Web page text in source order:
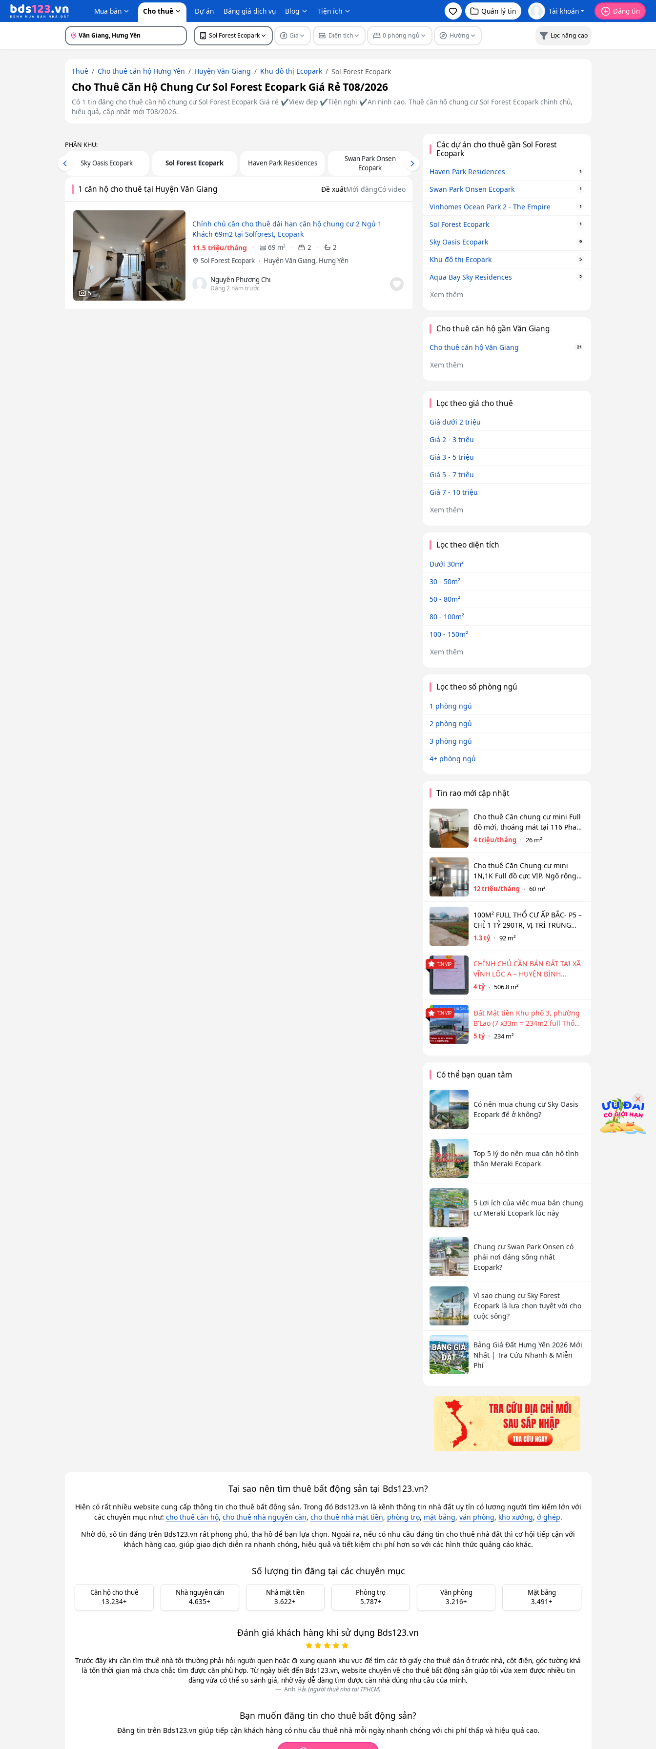
Mua bán Cho thuê Dự án Bảng giá dịch vụ Blog Tiện ích Quản lý tin Tài khoản Đăng tin
Văn Giang, Hưng Yên Sol Forest Ecopark Giá Diện tích 0 phòng ngủ Hướng Lọc nâng cao
Thuê Cho thuê căn hộ Hưng Yên Huyện Văn Giang Khu đô thị Ecopark Sol Forest Ecopark
Cho Thuê Căn Hộ Chung Cư Sol Forest Ecopark Giá Rẻ T08/2026
Có 1 tin đăng cho thuê căn hộ chung cư Sol Forest Ecopark Giá rẻ ✔️View đẹp ✔️Tiện nghi ✔️An ninh cao. Thuê căn hộ chung cư Sol Forest Ecopark chính chủ,
hiệu quả, cập nhật mới T08/2026.
PHÂN KHU:
Sky Oasis Ecopark Sol Forest Ecopark Haven Park Residences
Swan Park Onsen
Ecopark
Previous Next
1 căn hộ cho thuê tại Huyện Văn Giang Đề xuấtMới đăngCó video
5
Chính chủ cần cho thuê dài hạn căn hộ chung cư 2 Ngủ 1
Khách 69m2 tại Solforest, Ecopark
11.5 triệu/tháng
69 m² 2
2
Sol Forest Ecopark
Huyện Văn Giang, Hưng Yên
Nguyễn Phương Chi
Đăng 2 năm trước
Các dự án cho thuê gần Sol Forest
Ecopark
Haven Park Residences 1
Swan Park Onsen Ecopark 1
Vinhomes Ocean Park 2 - The Empire 1
Sol Forest Ecopark 1
Sky Oasis Ecopark 9
Khu đô thị Ecopark 5
Aqua Bay Sky Residences 2
Xem thêm
Cho thuê căn hộ gần Văn Giang
Cho thuê căn hộ Văn Giang 21
Xem thêm
Lọc theo giá cho thuê
Giá dưới 2 triệu
Giá 2 - 3 triệu
Giá 3 - 5 triệu
Giá 5 - 7 triệu
Giá 7 - 10 triệu
Xem thêm
Lọc theo diện tích
Dưới 30m²
30 - 50m²
50 - 80m²
80 - 100m²
100 - 150m²
Xem thêm
Lọc theo số phòng ngủ
1 phòng ngủ
2 phòng ngủ
3 phòng ngủ
4+ phòng ngủ
Tin rao mới cập nhật
Cho thuê Căn chung cư mini Full
đồ mới, thoáng mát tại 116 Phan
Kế Bính, Ba Đình. Chỉ 4 tr
4 triệu/tháng 26 m²
Cho thuê Căn Chung cư mini
1N,1K Full đồ cực VIP, Ngõ rộng
View toàn mặt hồ Tây. Chỉ 12tr
12 triệu/tháng 60 m²
100M² FULL THỔ CƯ ẤP BẮC- P5 –
CHỈ 1 TỶ 290TR, VỊ TRÍ TRUNG
TÂM NGÂN HÀNG HỖ TRỢ 800TR
1.3 tỷ 92 m²
TIN VIP
CHÍNH CHỦ CẦN BÁN ĐẤT TẠI XÃ
VĨNH LỘC A – HUYỆN BÌNH
CHÁNH
4 tỷ 506.8 m²
TIN VIP
Đất Mặt tiền Khu phố 3, phường
B'Lao (7 x33m = 234m2 full Thổ
cư)
5 tỷ 234 m²
Có thể bạn quan tâm
Có nên mua chung cư Sky Oasis
Ecopark để ở không?
Top 5 lý do nên mua căn hộ tình
thân Meraki Ecopark
5 Lợi ích của việc mua bán chung
cư Meraki Ecopark lúc này
Chung cư Swan Park Onsen có
phải nơi đáng sống nhất
Ecopark?
Vì sao chung cư Sky Forest
Ecopark là lựa chọn tuyệt vời cho
cuộc sống?
Bảng Giá Đất Hưng Yên 2026 Mới
Nhất | Tra Cứu Nhanh & Miễn
Phí
Tại sao nên tìm thuê bất động sản tại Bds123.vn?
Hiện có rất nhiều website cung cấp thông tin cho thuê bất động sản. Trong đó Bds123.vn là kênh thông tin nhà đất uy tín có lượng người tìm kiếm lớn với
các chuyên mục như: cho thuê căn hộ, cho thuê nhà nguyên căn, cho thuê nhà mặt tiền, phòng trọ, mặt bằng, văn phòng, kho xưởng, ở ghép.
Nhờ đó, số tin đăng trên Bds123.vn rất phong phú, tha hồ để bạn lựa chọn. Ngoài ra, nếu có nhu cầu đăng tin cho thuê nhà đất thì cơ hội tiếp cận với
khách hàng cao, giúp giao dịch diễn ra nhanh chóng, hiệu quả và tiết kiệm chi phí hơn so với các hình thức quảng cáo khác.
Số lượng tin đăng tại các chuyên mục
Căn hộ cho thuê
13.234+
Nhà nguyên căn
4.635+
Nhà mặt tiền
3.622+
Phòng trọ
5.787+
Văn phòng
3.216+
Mặt bằng
3.491+
Đánh giá khách hàng khi sử dụng Bds123.vn
Trước đây khi cần tìm thuê nhà tôi thường phải hỏi người quen hoặc đi xung quanh khu vực để tìm các tờ giấy cho thuê dán ở trước nhà, cột điện, góc tường khá
là tốn thời gian mà chưa chắc tìm được căn phù hợp. Từ ngày biết đến Bds123.vn, website chuyên về cho thuê bất động sản giúp tôi vừa xem được nhiều tin
đăng vừa có thể so sánh giá, nhờ vậy dễ dàng tìm được căn nhà đúng nhu cầu của mình.
Anh Hải (người thuê nhà tại TPHCM)
Bạn muốn đăng tin cho thuê bất động sản?
Đăng tin trên Bds123.vn giúp tiếp cận khách hàng có nhu cầu thuê nhà mỗi ngày nhanh chóng với chi phí thấp và hiệu quả cao.